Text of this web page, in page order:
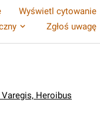
Wyświetl cytowanie
Zgłoś uwagę
Heroibus